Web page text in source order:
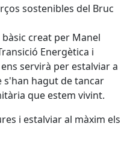
sostenibles del Bruc
creat per Manel
Energètica i
servirà per estalviar a
hagut de tancar
que estem vivint.
i estalviar al màxim els